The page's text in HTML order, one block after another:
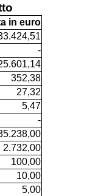
in euro
-
352,38
27,32
5,47
-
2.732,00
100,00
10,00
5,00